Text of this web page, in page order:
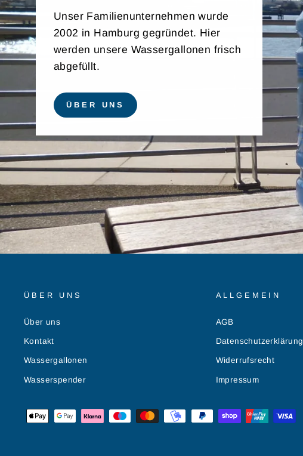
Unser Familienunternehmen wurde
2002 in Hamburg gegründet. Hier
werden unsere Wassergallonen frisch
abgefüllt.
ÜBER UNS
ÜBER UNS
Über uns
Kontakt
Wassergallonen
Wasserspender
ALLGEMEIN
AGB
Datenschutzerklärung
Widerrufsrecht
Impressum